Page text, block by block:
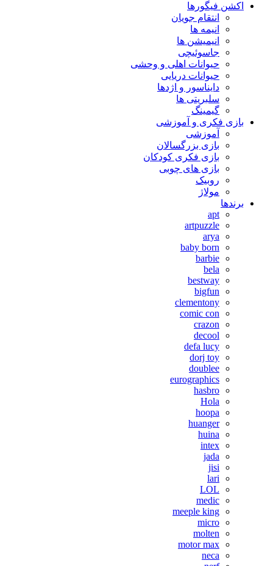
اکشن فیگورها
انتقام جویان
انیمه ها
انیمیشن ها
جاسوئیچی
حیوانات اهلی و وحشی
حیوانات دریایی
دایناسور و اژدها
سلبریتی ها
گیمینگ
بازی فکری و آموزشی
آموزشی
بازی بزرگسالان
بازی فکری کودکان
بازی های چوبی
روبیک
مولاژ
برندها
apt
artpuzzle
arya
baby born
barbie
bela
bestway
bigfun
clementony
comic con
crazon
decool
defa lucy
dorj toy
doublee
eurographics
hasbro
Hola
hoopa
huanger
huina
intex
jada
jisi
lari
LOL
medic
meeple king
micro
molten
motor max
neca